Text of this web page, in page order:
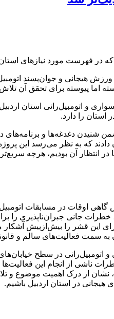
فهرست مورد نیازهای
ورزش هیجانی و جوان‌پسند
اما پیوسته برای تحقق آن
و اتومبیل‌رانی استان
را دارد.
شنیدن دغدغه‌ها و برنامه‌های
که به نظر می‌رسد این
انتظار آن بودیم، هرچه
گاهی اوقات در مسابقات
خطرات جانی جبران‌ناپذیری را
این قشر را بیش‌ازپیش
به سمت فعالیت‌های سالم و
اتومبیل‌رانی در سطح
ناشی از انجام این
از درک اهمیت موضوع و
در استان اردبیل باشیم.